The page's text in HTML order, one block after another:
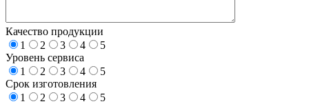
Качество продукции
1
2 3 4
5
Уровень сервиса
1
2 3 4
5
Срок изготовления
1
2 3 4
5